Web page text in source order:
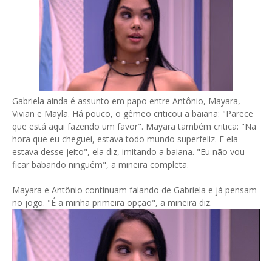
Gabriela ainda é assunto em papo entre Antônio, Mayara,
Vivian e Mayla. Há pouco, o gêmeo criticou a baiana: "Parece
que está aqui fazendo um favor". Mayara também critica: "Na
hora que eu cheguei, estava todo mundo superfeliz. E ela
estava desse jeito", ela diz, imitando a baiana. "Eu não vou
ficar babando ninguém", a mineira completa.
Mayara e Antônio continuam falando de Gabriela e já pensam
no jogo. "É a minha primeira opção", a mineira diz.